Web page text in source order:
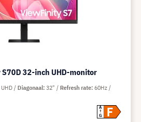
32-inch UHD-monitor
A
G
F
Diagonaal 32" Refresh rate 60Hz